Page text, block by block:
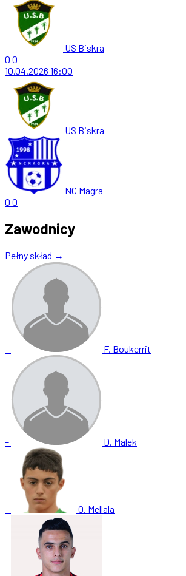
US Biskra
0 0
10.04.2026 16:00
US Biskra
NC Magra
0 0
Zawodnicy
Pełny skład →
– F. Boukerrit
– D. Malek
– O. Mellala